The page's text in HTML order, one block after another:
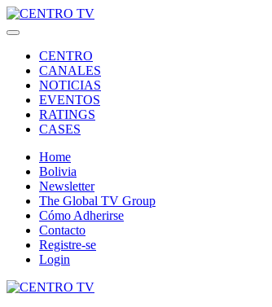
CENTRO
CANALES
NOTICIAS
EVENTOS
RATINGS
CASES
Home
Bolivia
Newsletter
The Global TV Group
Cómo Adherirse
Contacto
Registre-se
Login